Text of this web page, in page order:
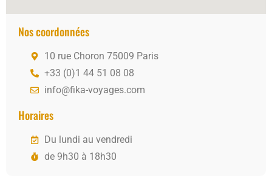
Nos coordonnées
10 rue Choron 75009 Paris
+33 (0)1 44 51 08 08
info@fika-voyages.com
Horaires
Du lundi au vendredi
de 9h30 à 18h30